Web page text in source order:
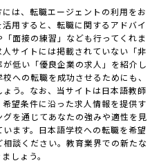
は、転職エージェントの利用をお
用すると、転職に関するアドバイ
面接の練習」なども行ってくれま
サイトには掲載されていない「非
低い「優良企業の求人」を紹介し
への転職を成功させるためにも、
う。なお、当サイトは日本語教師
望条件に沿った求人情報を提供す
を通じてあなたの強みや適性を見
ます。日本語学校への転職を希望
相談ください。教育業界での新たな
しょう。